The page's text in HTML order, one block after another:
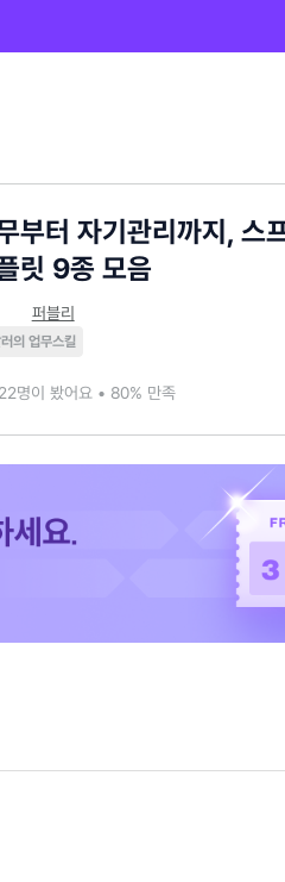
부터 자기관리까지, 스
릿 9종 모음
퍼블리
의 업무스킬
명이 봤어요 • 80% 만족